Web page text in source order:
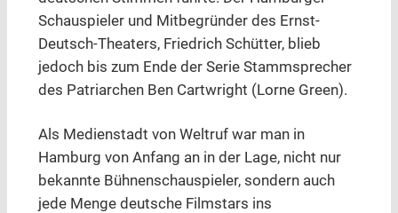
Schauspieler und Mitbegründer des Ernst-
Deutsch-Theaters, Friedrich Schütter, blieb
jedoch bis zum Ende der Serie Stammsprecher
des Patriarchen Ben Cartwright (Lorne Green).
Als Medienstadt von Weltruf war man in
Hamburg von Anfang an in der Lage, nicht nur
bekannte Bühnenschauspieler, sondern auch
jede Menge deutsche Filmstars ins